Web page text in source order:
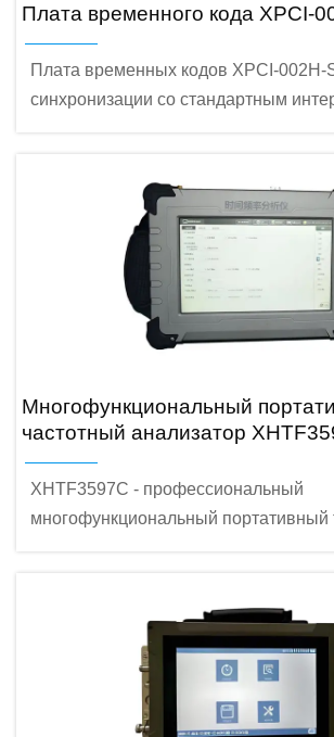
Плата временного кода XPCI-
Плата временных кодов XPCI-002H-
синхронизации со стандартным
демодуляции данных точного
Обеспечивает высокоточную
времени в компьютерных системах.
Многофункциональный
частотный анализатор
XHTF3597C - профессиональный
многофункциональный портативный
отраслях промышленности. Он
высокоточные измерения, анализ и
различных типов временной
временной частоты. Он очень удобен
проведения измерений временной